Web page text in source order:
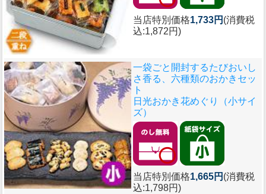
当店特別価格1,733円 (消費税
込:1,872円)
一袋ごと開封するたびおいし
さ香る、六種類のおかきセッ
ト
日光おかき花めぐり（小サイ
ズ）
当店特別価格1,665円 (消費税
込:1,798円)